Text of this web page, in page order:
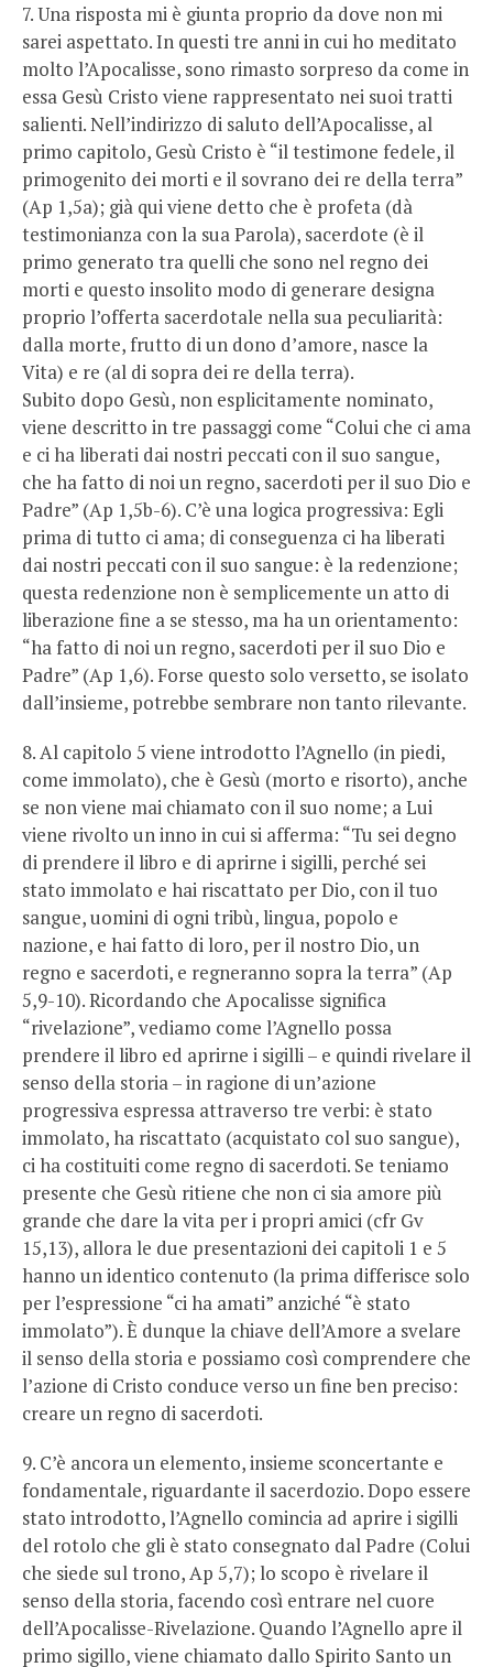
7. Una risposta mi è giunta proprio da dove non mi
sarei aspettato. In questi tre anni in cui ho meditato
molto l’Apocalisse, sono rimasto sorpreso da come in
essa Gesù Cristo viene rappresentato nei suoi tratti
salienti. Nell’indirizzo di saluto dell’Apocalisse, al
primo capitolo, Gesù Cristo è “il testimone fedele, il
primogenito dei morti e il sovrano dei re della terra”
(Ap 1,5a); già qui viene detto che è profeta (dà
testimonianza con la sua Parola), sacerdote (è il
primo generato tra quelli che sono nel regno dei
morti e questo insolito modo di generare designa
proprio l’offerta sacerdotale nella sua peculiarità:
dalla morte, frutto di un dono d’amore, nasce la
Vita) e re (al di sopra dei re della terra).
Subito dopo Gesù, non esplicitamente nominato,
viene descritto in tre passaggi come “Colui che ci ama
e ci ha liberati dai nostri peccati con il suo sangue,
che ha fatto di noi un regno, sacerdoti per il suo Dio e
Padre” (Ap 1,5b-6). C’è una logica progressiva: Egli
prima di tutto ci ama; di conseguenza ci ha liberati
dai nostri peccati con il suo sangue: è la redenzione;
questa redenzione non è semplicemente un atto di
liberazione fine a se stesso, ma ha un orientamento:
“ha fatto di noi un regno, sacerdoti per il suo Dio e
Padre” (Ap 1,6). Forse questo solo versetto, se isolato
dall’insieme, potrebbe sembrare non tanto rilevante.
8. Al capitolo 5 viene introdotto l’Agnello (in piedi,
come immolato), che è Gesù (morto e risorto), anche
se non viene mai chiamato con il suo nome; a Lui
viene rivolto un inno in cui si afferma: “Tu sei degno
di prendere il libro e di aprirne i sigilli, perché sei
stato immolato e hai riscattato per Dio, con il tuo
sangue, uomini di ogni tribù, lingua, popolo e
nazione, e hai fatto di loro, per il nostro Dio, un
regno e sacerdoti, e regneranno sopra la terra” (Ap
5,9-10). Ricordando che Apocalisse significa
“rivelazione”, vediamo come l’Agnello possa
prendere il libro ed aprirne i sigilli – e quindi rivelare il
senso della storia – in ragione di un’azione
progressiva espressa attraverso tre verbi: è stato
immolato, ha riscattato (acquistato col suo sangue),
ci ha costituiti come regno di sacerdoti. Se teniamo
presente che Gesù ritiene che non ci sia amore più
grande che dare la vita per i propri amici (cfr Gv
15,13), allora le due presentazioni dei capitoli 1 e 5
hanno un identico contenuto (la prima differisce solo
per l’espressione “ci ha amati” anziché “è stato
immolato”). È dunque la chiave dell’Amore a svelare
il senso della storia e possiamo così comprendere che
l’azione di Cristo conduce verso un fine ben preciso:
creare un regno di sacerdoti.
9. C’è ancora un elemento, insieme sconcertante e
fondamentale, riguardante il sacerdozio. Dopo essere
stato introdotto, l’Agnello comincia ad aprire i sigilli
del rotolo che gli è stato consegnato dal Padre (Colui
che siede sul trono, Ap 5,7); lo scopo è rivelare il
senso della storia, facendo così entrare nel cuore
dell’Apocalisse-Rivelazione. Quando l’Agnello apre il
primo sigillo, viene chiamato dallo Spirito Santo un